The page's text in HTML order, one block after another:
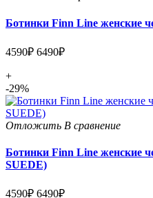
Ботинки Finn Line женские
4590₽ 6490₽
+
-29%
Отложить В сравнение
Ботинки Finn Line женские
SUEDE)
4590₽ 6490₽